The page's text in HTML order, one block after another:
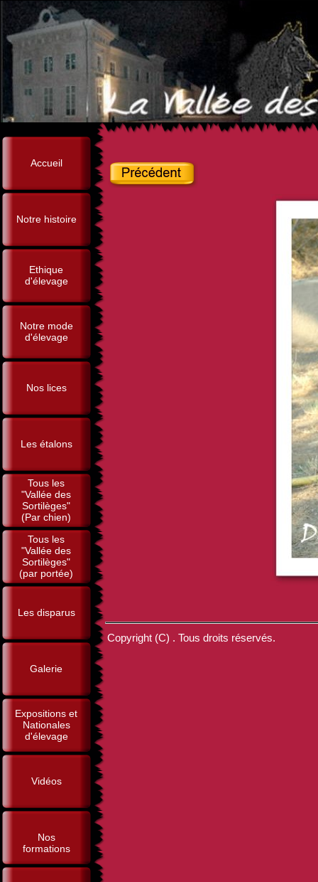
Accueil
Notre histoire
Ethique
d'élevage
Notre mode
d'élevage
Nos lices
Les étalons
Tous les
"Vallée des
Sortilèges"
(Par chien)
Tous les
"Vallée des
Sortilèges"
(par portée)
Les disparus
Galerie
Expositions et
Nationales
d'élevage
Vidéos
Nos
formations
Copyright (C) . Tous droits réservés.